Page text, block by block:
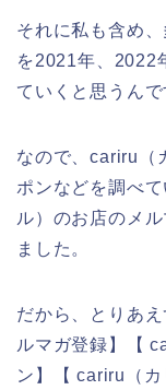
それに私も含め
を2021年、2022
ていくと思うん
なので、cariru（
ポンなどを調べ
ル）のお店のメ
ました。
だから、とりあ
ルマガ登録】【
ン】【 cariru（